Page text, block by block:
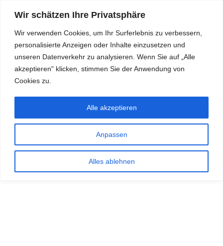
Wir schätzen Ihre Privatsphäre
Wir verwenden Cookies, um Ihr Surferlebnis zu verbessern,
personalisierte Anzeigen oder Inhalte einzusetzen und
unseren Datenverkehr zu analysieren. Wenn Sie auf „Alle
akzeptieren" klicken, stimmen Sie der Anwendung von
Cookies zu.
Anpassen
Alles ablehnen
Alle akzeptieren
RDKS.EXPERT
TESTS, EXPERTEN-TIPPS RUND UM DAS THEMA RDKS UND